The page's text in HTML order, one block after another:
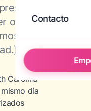
Contacto
juntos
of deeds del
las dos rutas
Carolina
día